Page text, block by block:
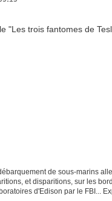
de sous-marins
et disparitions, sur les
d'Edison par le FBI...